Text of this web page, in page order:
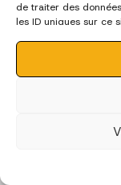
de traiter des
les ID uniques sur ce